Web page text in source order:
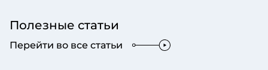
Полезные статьи
Перейти во все статьи